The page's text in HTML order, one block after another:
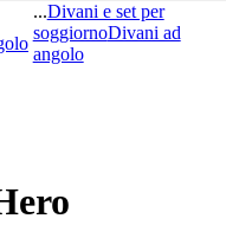
...Divani e set per
soggiornoDivani ad
angolo